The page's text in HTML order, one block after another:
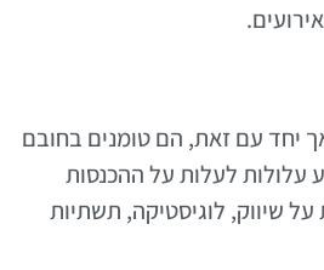
אך יחד עם זאת, הם טומנים בחובם
עלולות לעלות על ההכנסות
שיווק, לוגיסטיקה, תשתיות